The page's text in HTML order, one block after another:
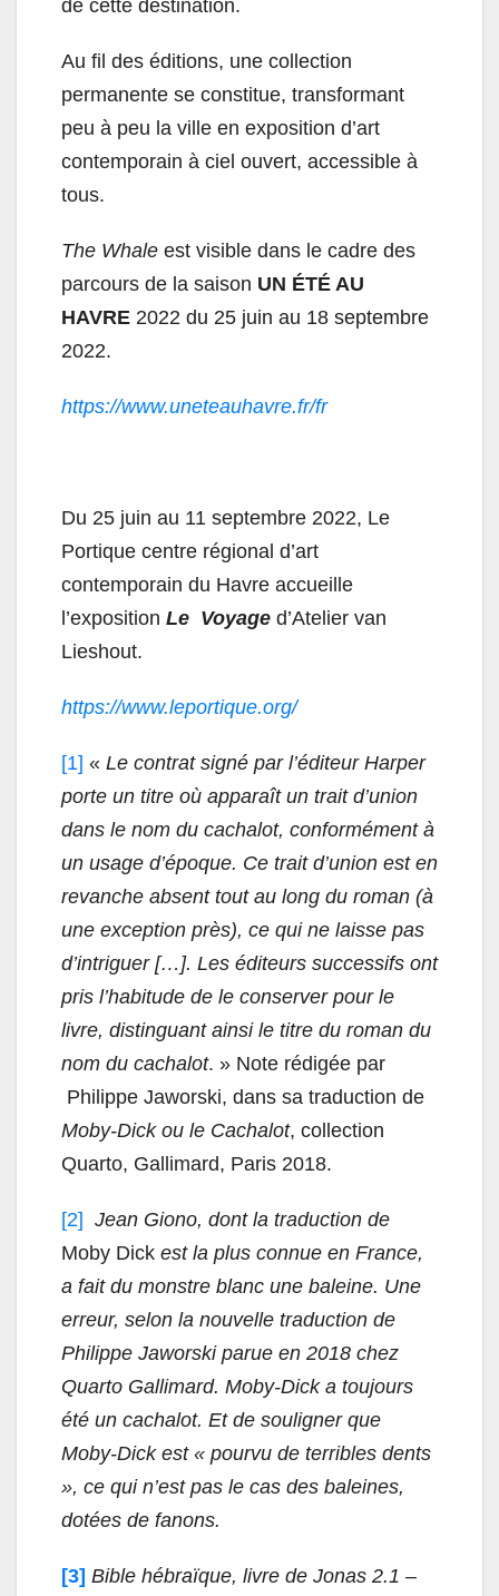
de cette destination.
Au fil des éditions, une collection
permanente se constitue, transformant
peu à peu la ville en exposition d’art
contemporain à ciel ouvert, accessible à
tous.
The Whale est visible dans le cadre des
parcours de la saison UN ÉTÉ AU
HAVRE 2022 du 25 juin au 18 septembre
2022.
https://www.uneteauhavre.fr/fr
Du 25 juin au 11 septembre 2022, Le
Portique centre régional d’art
contemporain du Havre accueille
l’exposition Le Voyage d’Atelier van
Lieshout.
https://www.leportique.org/
[1] « Le contrat signé par l’éditeur Harper
porte un titre où apparaît un trait d’union
dans le nom du cachalot, conformément à
un usage d’époque. Ce trait d’union est en
revanche absent tout au long du roman (à
une exception près), ce qui ne laisse pas
d’intriguer […]. Les éditeurs successifs ont
pris l’habitude de le conserver pour le
livre, distinguant ainsi le titre du roman du
nom du cachalot. » Note rédigée par
Philippe Jaworski, dans sa traduction de
Moby-Dick ou le Cachalot, collection
Quarto, Gallimard, Paris 2018.
[2] Jean Giono, dont la traduction de
Moby Dick est la plus connue en France,
a fait du monstre blanc une baleine. Une
erreur, selon la nouvelle traduction de
Philippe Jaworski parue en 2018 chez
Quarto Gallimard. Moby-Dick a toujours
été un cachalot. Et de souligner que
Moby-Dick est « pourvu de terribles dents
», ce qui n’est pas le cas des baleines,
dotées de fanons.
[3] Bible hébraïque, livre de Jonas 2.1 –